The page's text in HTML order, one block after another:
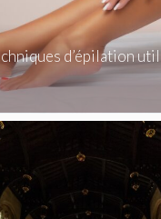
d’épilation